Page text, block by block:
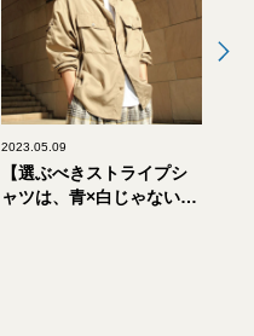
2023.05.09
【選ぶべきストライプシ
ャツは、青×白じゃないほ